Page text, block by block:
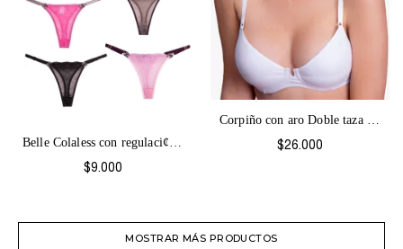
Belle Colaless con regulaci¢n de puntill...
$9.000
Corpiño con aro Doble taza y Base Colore...
$26.000
MOSTRAR MÁS PRODUCTOS